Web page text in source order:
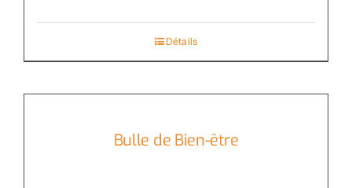
Détails
Bulle de Bien-être